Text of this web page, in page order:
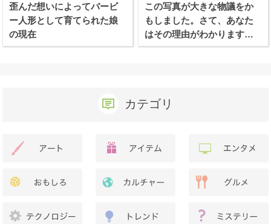
歪んだ想いによってバービ
ー人形として育てられた娘
の現在
この写真が大きな物議をか
もしました。さて、あなた
はその理由がわかります
か？
カテゴリ